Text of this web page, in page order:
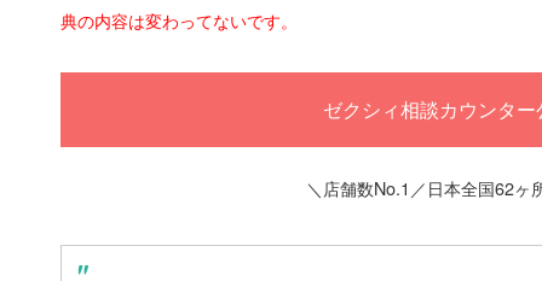
典の内容は変わってないです。
ゼクシィ相談カウンタ
＼店舗数No.1／日本全国62ヶ